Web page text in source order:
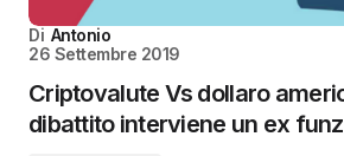
Di Antonio
26 Settembre 2019
Criptovalute Vs dollaro
dibattito interviene un ex